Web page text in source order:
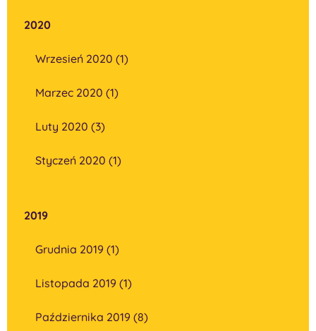
2020
Wrzesień 2020 (1)
Marzec 2020 (1)
Luty 2020 (3)
Styczeń 2020 (1)
2019
Grudnia 2019 (1)
Listopada 2019 (1)
Października 2019 (8)